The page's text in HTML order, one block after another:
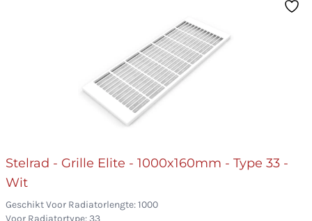
Stelrad - Grille Elite - 1000x160mm - Type 33 -
Wit
Geschikt Voor Radiatorlengte: 1000
Voor Radiatortype: 33